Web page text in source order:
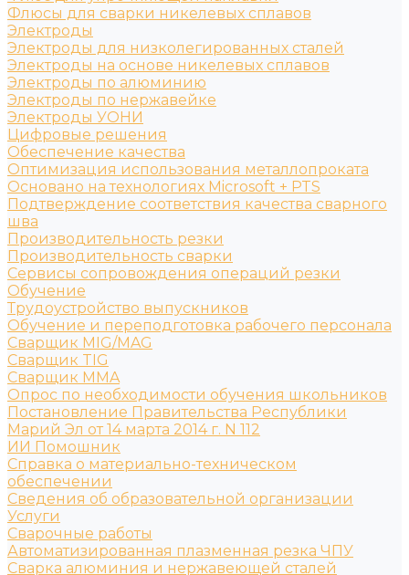
Флюсы для сварки никелевых сплавов
Электроды
Электроды для низколегированных сталей
Электроды на основе никелевых сплавов
Электроды по алюминию
Электроды по нержавейке
Электроды УОНИ
Цифровые решения
Обеспечение качества
Оптимизация использования металлопроката
Основано на технологиях Microsoft + PTS
Подтверждение соответствия качества сварного
шва
Производительность резки
Производительность сварки
Сервисы сопровождения операций резки
Обучение
Трудоустройство выпускников
Обучение и переподготовка рабочего персонала
Сварщик MIG/MAG
Сварщик TIG
Сварщик MMA
Опрос по необходимости обучения школьников
Постановление Правительства Республики
Марий Эл от 14 марта 2014 г. N 112
ИИ Помошник
Справка о материально-техническом
обеспечении
Сведения об образовательной организации
Услуги
Сварочные работы
Автоматизированная плазменная резка ЧПУ
Сварка алюминия и нержавеющей сталей